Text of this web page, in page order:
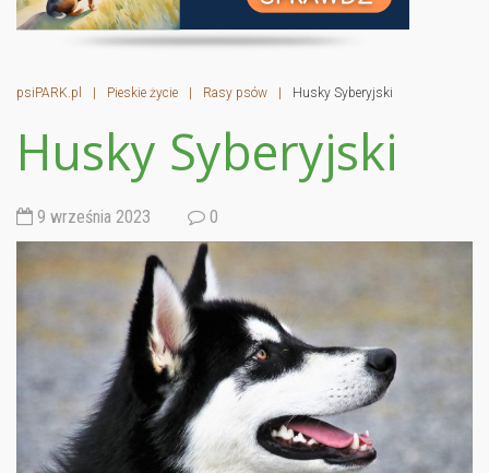
psiPARK.pl | Pieskie życie | Rasy psów | Husky Syberyjski
Husky Syberyjski
9 września 2023 0